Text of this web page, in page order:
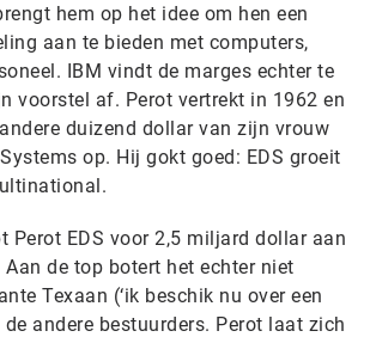
hem op het idee om hen een
aan te bieden met computers,
IBM vindt de marges echter te
voorstel af. Perot vertrekt in 1962 en
duizend dollar van zijn vrouw
op. Hij gokt goed: EDS groeit
Perot EDS voor 2,5 miljard dollar aan
Aan de top botert het echter niet
Texaan (‘ik beschik nu over een
de andere bestuurders. Perot laat zich